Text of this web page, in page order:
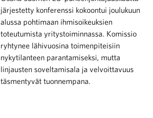
järjestetty konferenssi kokoontui joulukuun
alussa pohtimaan ihmisoikeuksien
toteutumista yritystoiminnassa. Komissio
ryhtynee lähivuosina toimenpiteisiin
nykytilanteen parantamiseksi, mutta
linjausten soveltamisala ja velvoittavuus
täsmentyvät tuonnempana.